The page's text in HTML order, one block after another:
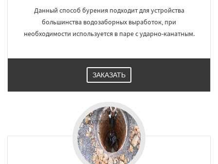
Данный способ бурения подходит для устройства
большинства водозаборных выработок, при
необходимости используется в паре с ударно-канатным.
ЗАКАЗАТЬ